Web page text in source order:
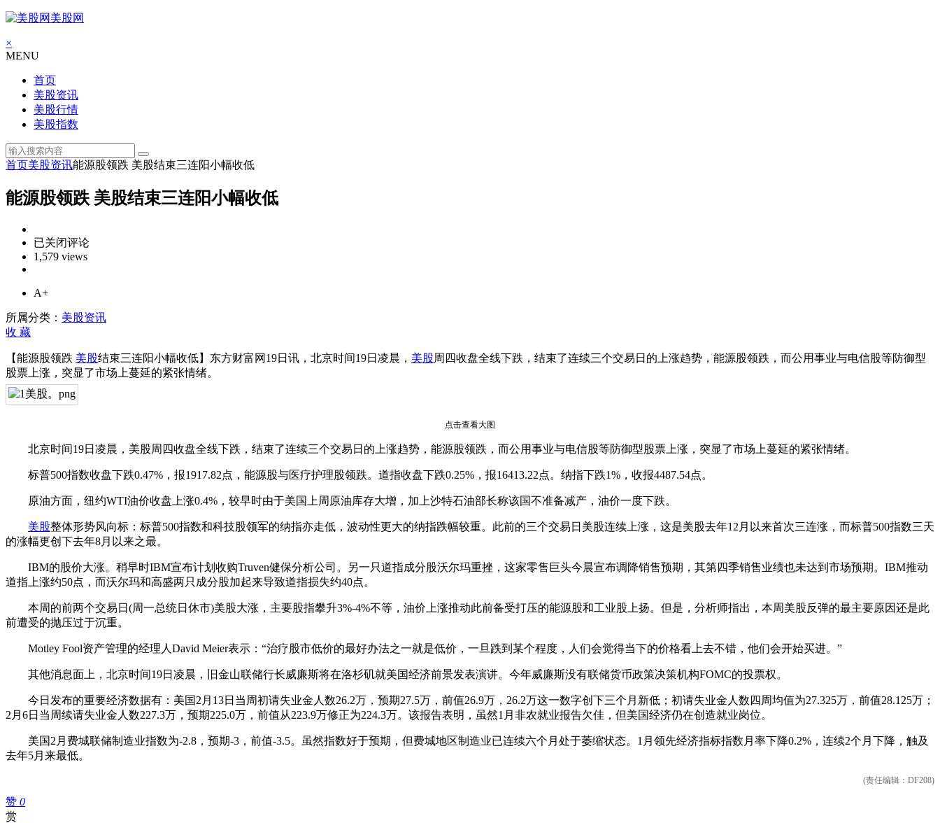
美股网
×
MENU
首页
美股资讯
美股行情
美股指数
首页美股资讯能源股领跌 美股结束三连阳小幅收低
能源股领跌 美股结束三连阳小幅收低
能
源
跌
美
束
三
连
阳
收
已关闭评论
1,579 views
A+
所属分类： 美股资讯
收 藏
【能源股领跌 美股结束三连阳小幅收低】东方财富网19日讯，北京时间19日凌晨， 美股周四收盘全线下跌，结束了连续三个交易日的上涨趋势，能源股领跌，而公用事业与电信股等防御型
股票上涨，突显了市场上蔓延的紧张情绪。
点击查看大图
北京时间19日凌晨，美股周四收盘全线下跌，结束了连续三个交易日的上涨趋势，能源股领跌，而公用事业与电信股等防御型股票上涨，突显了市场上蔓延的紧张情绪。
标普500指数收盘下跌0.47%，报1917.82点，能源股与医疗护理股领跌。道指收盘下跌0.25%，报16413.22点。纳指下跌1%，收报4487.54点。
原油方面，纽约WTI油价收盘上涨0.4%，较早时由于美国上周原油库存大增，加上沙特石油部长称该国不准备减产，油价一度下跌。
美股整体形势风向标：标普500指数和科技股领军的纳指亦走低，波动性更大的纳指跌幅较重。此前的三个交易日美股连续上涨，这是美股去年12月以来首次三连涨，而标普500指数三天
的涨幅更创下去年8月以来之最。
IBM的股价大涨。稍早时IBM宣布计划收购Truven健保分析公司。另一只道指成分股沃尔玛重挫，这家零售巨头今晨宣布调降销售预期，其第四季销售业绩也未达到市场预期。IBM推动
道指上涨约50点，而沃尔玛和高盛两只成分股加起来导致道指损失约40点。
本周的前两个交易日(周一总统日休市)美股大涨，主要股指攀升3%-4%不等，油价上涨推动此前备受打压的能源股和工业股上扬。但是，分析师指出，本周美股反弹的最主要原因还是此
前遭受的抛压过于沉重。
Motley Fool资产管理的经理人David Meier表示：“治疗股市低价的最好办法之一就是低价，一旦跌到某个程度，人们会觉得当下的价格看上去不错，他们会开始买进。”
其他消息面上，北京时间19日凌晨，旧金山联储行长威廉斯将在洛杉矶就美国经济前景发表演讲。今年威廉斯没有联储货币政策决策机构FOMC的投票权。
今日发布的重要经济数据有：美国2月13日当周初请失业金人数26.2万，预期27.5万，前值26.9万，26.2万这一数字创下三个月新低；初请失业金人数四周均值为27.325万，前值28.125万；
2月6日当周续请失业金人数227.3万，预期225.0万，前值从223.9万修正为224.3万。该报告表明，虽然1月非农就业报告欠佳，但美国经济仍在创造就业岗位。
美国2月费城联储制造业指数为-2.8，预期-3，前值-3.5。虽然指数好于预期，但费城地区制造业已连续六个月处于萎缩状态。1月领先经济指标指数月率下降0.2%，连续2个月下降，触及
去年5月来最低。
(责任编辑：DF208)
赞 0
赏